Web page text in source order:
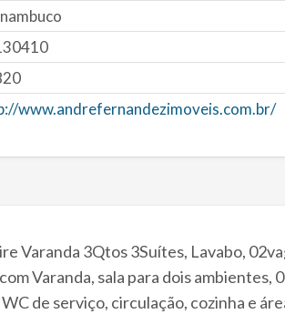
www.andrefernandezimoveis.com.br/
Varanda 3Qtos 3Suítes, Lavabo,
Varanda, sala para dois ambientes,
de serviço, circulação, cozinha e